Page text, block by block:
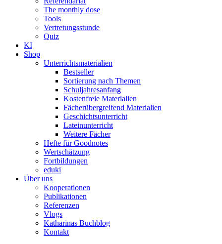
The monthly dose
Tools
Vertretungsstunde
Quiz
KI
Shop
Unterrichtsmaterialien
Bestseller
Sortierung nach Themen
Schuljahresanfang
Kostenfreie Materialien
Fächerübergreifend Materialien
Geschichtsunterricht
Lateinunterricht
Weitere Fächer
Hefte für Goodnotes
Wertschätzung
Fortbildungen
eduki
Über uns
Kooperationen
Publikationen
Referenzen
Vlogs
Katharinas Buchblog
Kontakt